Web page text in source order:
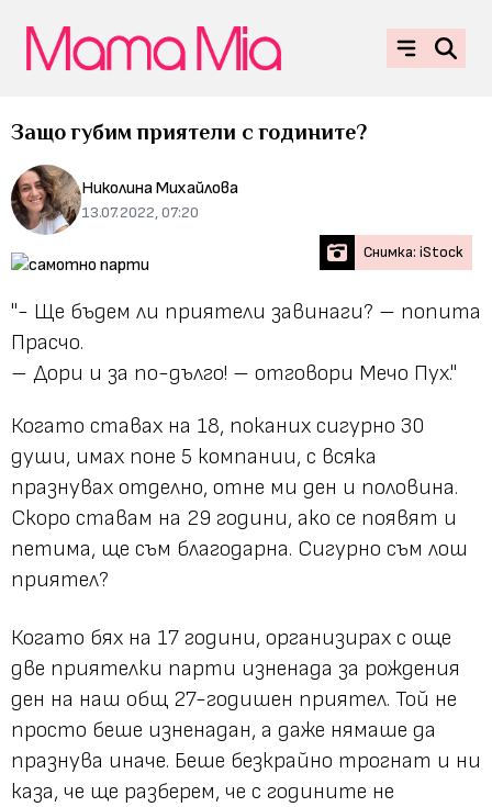
Защо губим приятели с годините?
Николина Михайлова
13.07.2022, 07:20
Снимка: iStock
"- Ще бъдем ли приятели завинаги? – попита
Прасчо.
– Дори и за по-дълго! – отговори Мечо Пух."
Когато ставах на 18, поканих сигурно 30
души, имах поне 5 компании, с всяка
празнувах отделно, отне ми ден и половина.
Скоро ставам на 29 години, ако се появят и
петима, ще съм благодарна. Сигурно съм лош
приятел?
Когато бях на 17 години, организирах с още
две приятелки парти изненада за рождения
ден на наш общ 27-годишен приятел. Той не
просто беше изненадан, а даже нямаше да
празнува иначе. Беше безкрайно трогнат и ни
каза, че ще разберем, че с годините не